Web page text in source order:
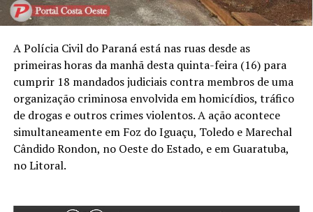
A Polícia Civil do Paraná está nas ruas desde as
primeiras horas da manhã desta quinta-feira (16) para
cumprir 18 mandados judiciais contra membros de uma
organização criminosa envolvida em homicídios, tráfico
de drogas e outros crimes violentos. A ação acontece
simultaneamente em Foz do Iguaçu, Toledo e Marechal
Cândido Rondon, no Oeste do Estado, e em Guaratuba,
no Litoral.